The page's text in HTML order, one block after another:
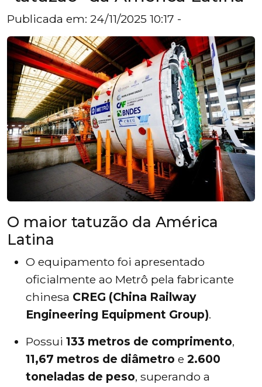
Publicada em: 24/11/2025 10:17 -
O maior tatuzão da América
Latina
O equipamento foi apresentado
oficialmente ao Metrô pela fabricante
chinesa CREG (China Railway
Engineering Equipment Group).
Possui 133 metros de comprimento,
11,67 metros de diâmetro e 2.600
toneladas de peso, superando a